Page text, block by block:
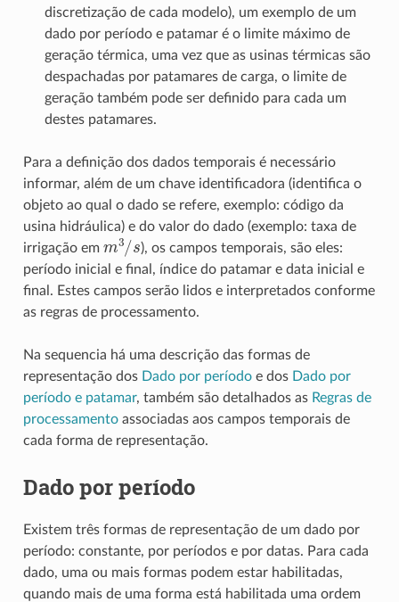
discretização de cada modelo), um exemplo de um
dado por período e patamar é o limite máximo de
geração térmica, uma vez que as usinas térmicas são
despachadas por patamares de carga, o limite de
geração também pode ser definido para cada um
destes patamares.
Para a definição dos dados temporais é necessário
informar, além de um chave identificadora (identifica o
objeto ao qual o dado se refere, exemplo: código da
usina hidráulica) e do valor do dado (exemplo: taxa de
irrigação em
3 / s), os campos temporais, são eles:
período inicial e final, índice do patamar e data inicial e
final. Estes campos serão lidos e interpretados conforme
as regras de processamento.
Na sequencia há uma descrição das formas de
representação dos Dado por períodoe dos Dado por
período e patamar, também são detalhados as Regras de
processamentoassociadas aos campos temporais de
cada forma de representação.
Dado por período
Existem três formas de representação de um dado por
período: constante, por períodos e por datas. Para cada
dado, uma ou mais formas podem estar habilitadas,
quando mais de uma forma está habilitada uma ordem